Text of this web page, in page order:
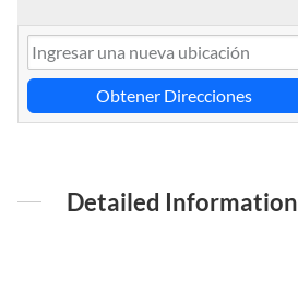
Obtener Direcciones
Detailed Information